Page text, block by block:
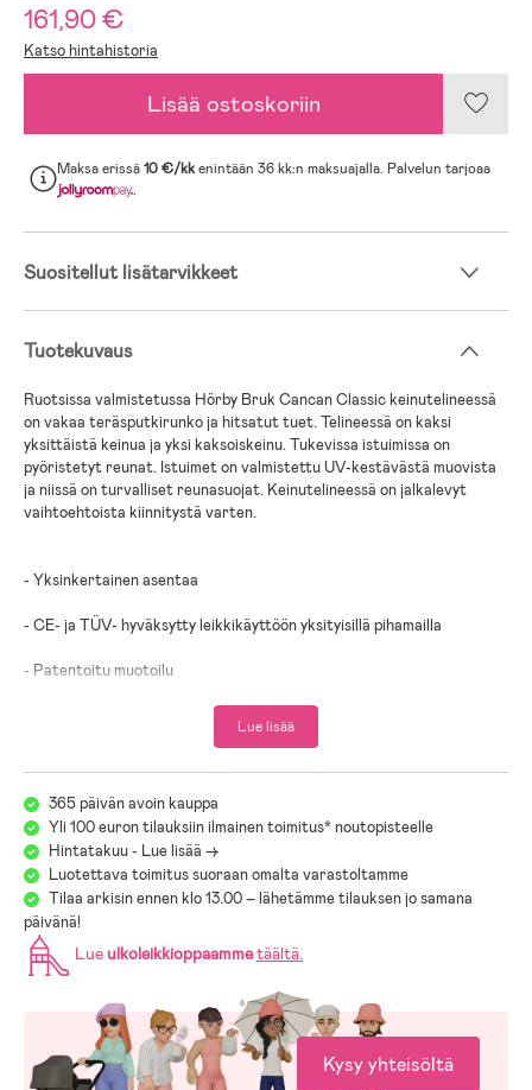
161,90 €
Katso hintahistoria
Lisää ostoskoriin
Maksa erissä10 €/kkenintään 36 kk:n maksuajalla. Palvelun tarjoaa
.
Suositellut lisätarvikkeet
Tuotekuvaus
Ruotsissa valmistetussa Hörby Bruk Cancan Classic keinutelineessä
on vakaa teräsputkirunko ja hitsatut tuet. Telineessä on kaksi
yksittäistä keinua ja yksi kaksoiskeinu. Tukevissa istuimissa on
pyöristetyt reunat. Istuimet on valmistettu UV-kestävästä muovista
ja niissä on turvalliset reunasuojat. Keinutelineessä on jalkalevyt
vaihtoehtoista kiinnitystä varten.
- Yksinkertainen asentaa
- CE- ja TÜV- hyväksytty leikkikäyttöön yksityisillä pihamailla
- Patentoitu muotoilu
- Mitat: 185 x 215 cm. Tilan tarve: 275 x 185 cm.
- Maksimikuormitus per istuin: 50 kg.
- Paino: 22 kg.
Lue lisää
365 päivän avoin kauppa
Yli 100 euron tilauksiin ilmainen toimitus* noutopisteelle
Hintatakuu - Lue lisää ->
Luotettava toimitus suoraan omalta varastoltamme
Tilaa arkisin ennen klo 13.00 – lähetämme tilauksen jo samana
päivänä!
Lue ulkoleikkioppaammetäältä.
Kysy yhteisöltä